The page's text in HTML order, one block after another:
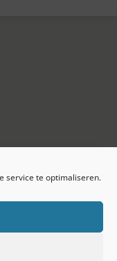
service te optimaliseren.